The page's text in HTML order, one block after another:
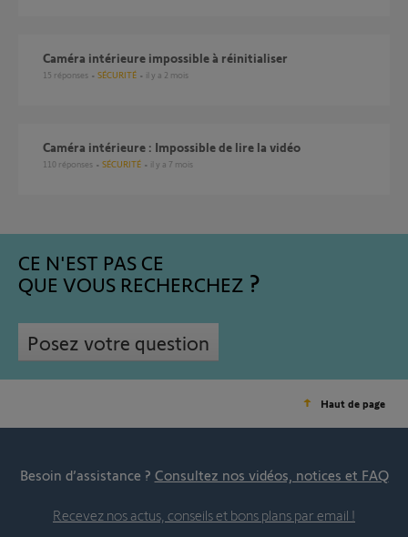
Caméra intérieure impossible à réinitialiser
15 réponses SÉCURITÉ il y a 2 mois
Caméra intérieure : Impossible de lire la vidéo
110 réponses SÉCURITÉ il y a 7 mois
CE N'EST PAS CE
QUE VOUS RECHERCHEZ
Posez votre question
Haut de page
Besoin d’assistance ? Consultez nos vidéos, notices et FAQ
Recevez nos actus, conseils et bons plans par email !